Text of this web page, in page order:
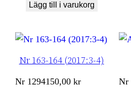
Lägg till i varukorg
Nr 163-164 (2017:3-4)
Nr 1294150,00kr Nr